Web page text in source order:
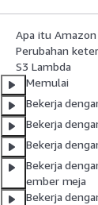
Apa itu Amazon
Perubahan
S3 Lambda
Memulai
Bekerja
Bekerja
Bekerja
Bekerja
ember meja
Bekerja